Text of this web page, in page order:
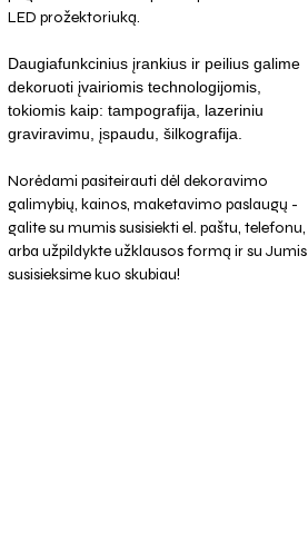
LED prožektoriuką.
Daugiafunkcinius įrankius ir peilius galime
dekoruoti įvairiomis technologijomis,
tokiomis kaip: tampografija, lazeriniu
graviravimu, įspaudu, šilkografija.
Norėdami pasiteirauti dėl dekoravimo
galimybių, kainos, maketavimo paslaugų -
galite su mumis susisiekti el. paštu, telefonu,
arba užpildykte užklausos formą ir su Jumis
susisieksime kuo skubiau!